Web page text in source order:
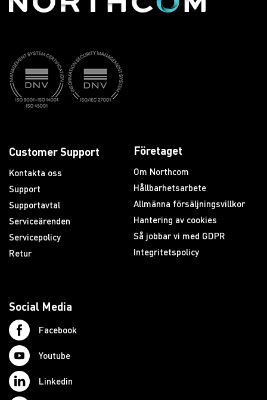
Customer Support
Kontakta oss
Support
Supportavtal
Serviceärenden
Servicepolicy
Retur
Företaget
Om Northcom
Hållbarhetsarbete
Allmänna försäljningsvillkor
Hantering av cookies
Så jobbar vi med GDPR
Integritetspolicy
Social Media
Facebook
Youtube
Linkedin